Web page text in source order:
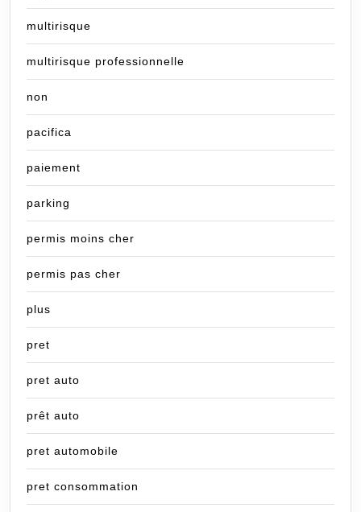
multirisque
multirisque professionnelle
non
pacifica
paiement
parking
permis moins cher
permis pas cher
plus
pret
pret auto
prêt auto
pret automobile
pret consommation